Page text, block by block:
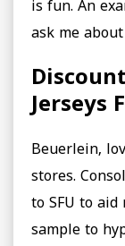
is fun. An
ask me
Jerseys
Beuerlein,
stores.
to SFU to aid
sample to